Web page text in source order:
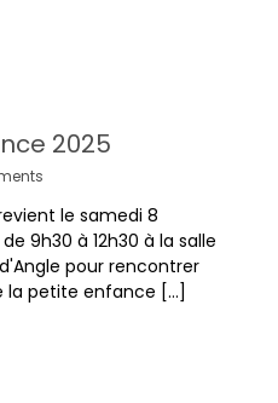
2025
le samedi 8
9h30 à 12h30 à la salle
pour rencontrer
la petite enfance [...]